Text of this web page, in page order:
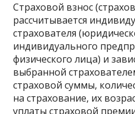
Страховой взнос
рассчитывается
страхователя
индивидуального
физического лица) и
выбранной
страховой суммы,
на страхование, их
уплаты страховой